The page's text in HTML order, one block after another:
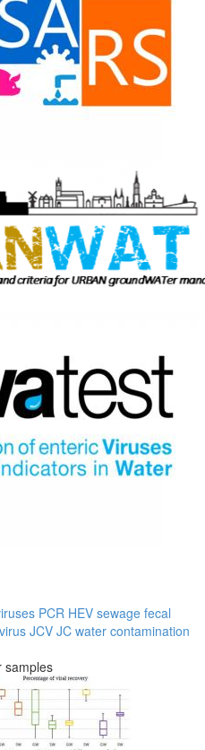
PCR HEV sewage fecal
JCV JC water contamination
samples